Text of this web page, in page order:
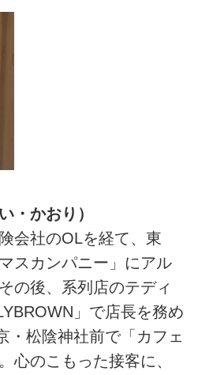
・かおり）
会社のOLを経て、東
スカンパニー」にアル
の後、系列店のテディ
」で店長を務め
・松陰神社前で「カフェ
心のこもった接客に、